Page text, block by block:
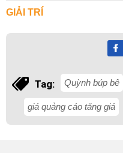
GIẢI TRÍ
Tag: Quỳnh búp bê
giá quảng cáo tăng giá